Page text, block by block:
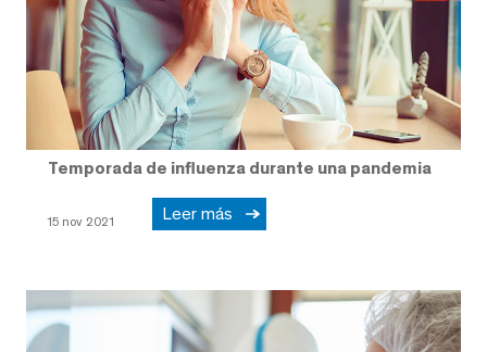
Temporada de influenza durante una pandemia
15 nov 2021 Leer más